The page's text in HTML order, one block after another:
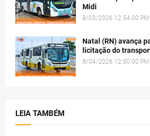
Midi
8/03/2026 12:54:00 PM
Natal (RN) avança
licitação do
8/04/2026 12:50:00 PM
LEIA TAMBÉM